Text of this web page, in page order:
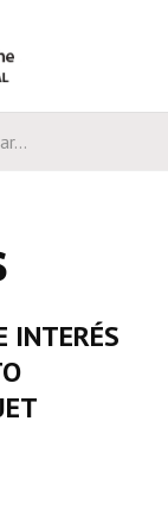
INTERÉS